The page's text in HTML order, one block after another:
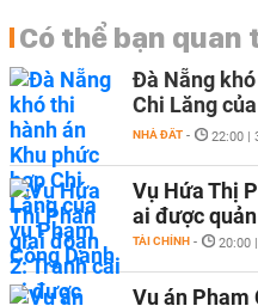
Có thể bạn quan
Đà Nẵng
Chi Lăng
NHÀ ĐẤT - 22:00 |
Vụ Hứa Thị
ai được
TÀI CHÍNH - 20:00
Vụ án Phạm